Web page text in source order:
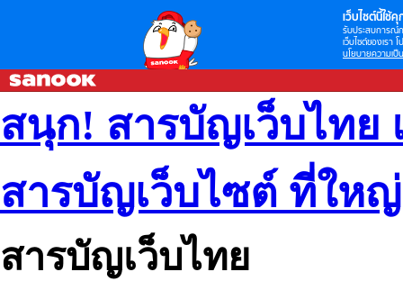
เว็บไซต์นี้ใช้คุ
รับประสบการณ์
เว็บไซต์ของเรา
นโยบายความเป็
สนุก! สารบัญเว็บไทย
สารบัญเว็บไซต์ ที่ให
สารบัญเว็บไทย